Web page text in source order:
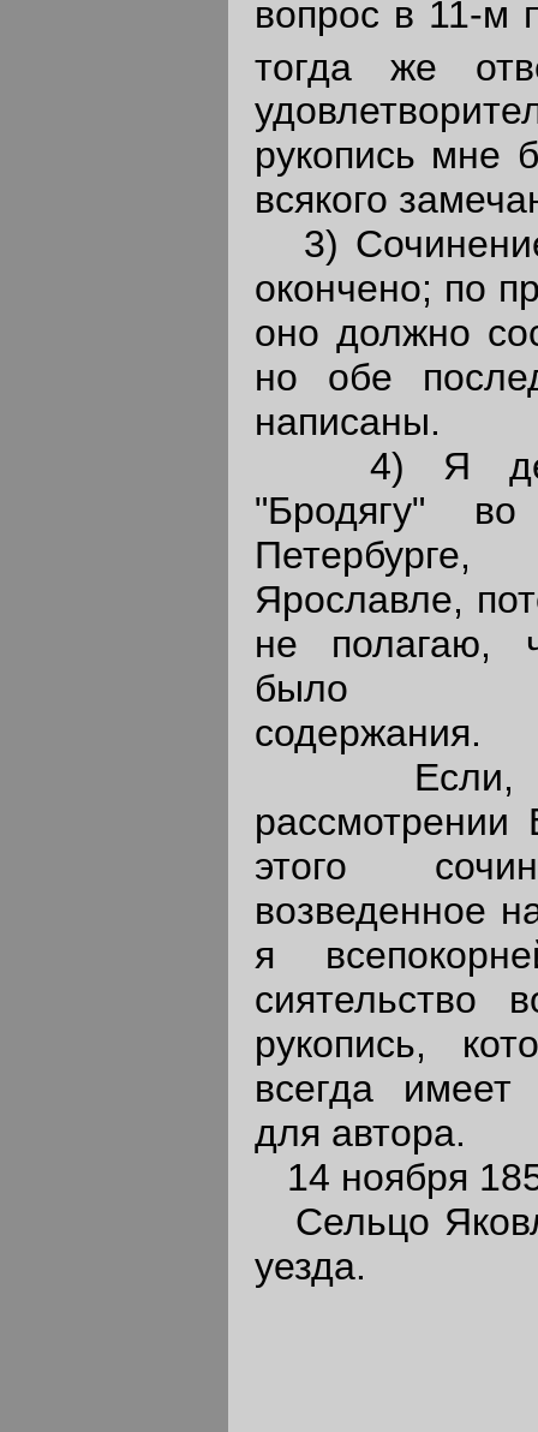
вопрос в 11-м
тогда же
рукопись мне
всякого
3)
окончено; по
оно должно
но обе
написаны.
4) Я
"Бродягу"
Ярославле,
не полагаю,
было
содержания.
Если, по
рассмотрении
этого
возведенное
я
сиятельство
рукопись,
всегда имеет
для автора.
14 ноября
Сельцо
уезда.